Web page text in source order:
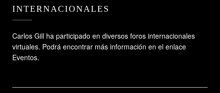
INTERNACIONALES
Carlos Gill ha participado en diversos foros internacionales
virtuales. Podrá encontrar más información en el enlace
Eventos.